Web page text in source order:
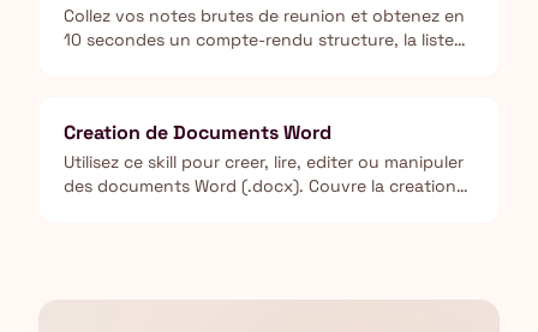
Collez vos notes brutes de reunion et obtenez en
10 secondes un compte-rendu structure, la liste
Creation de Documents Word
Utilisez ce skill pour creer, lire, editer ou manipuler
des documents Word (.docx). Couvre la creation